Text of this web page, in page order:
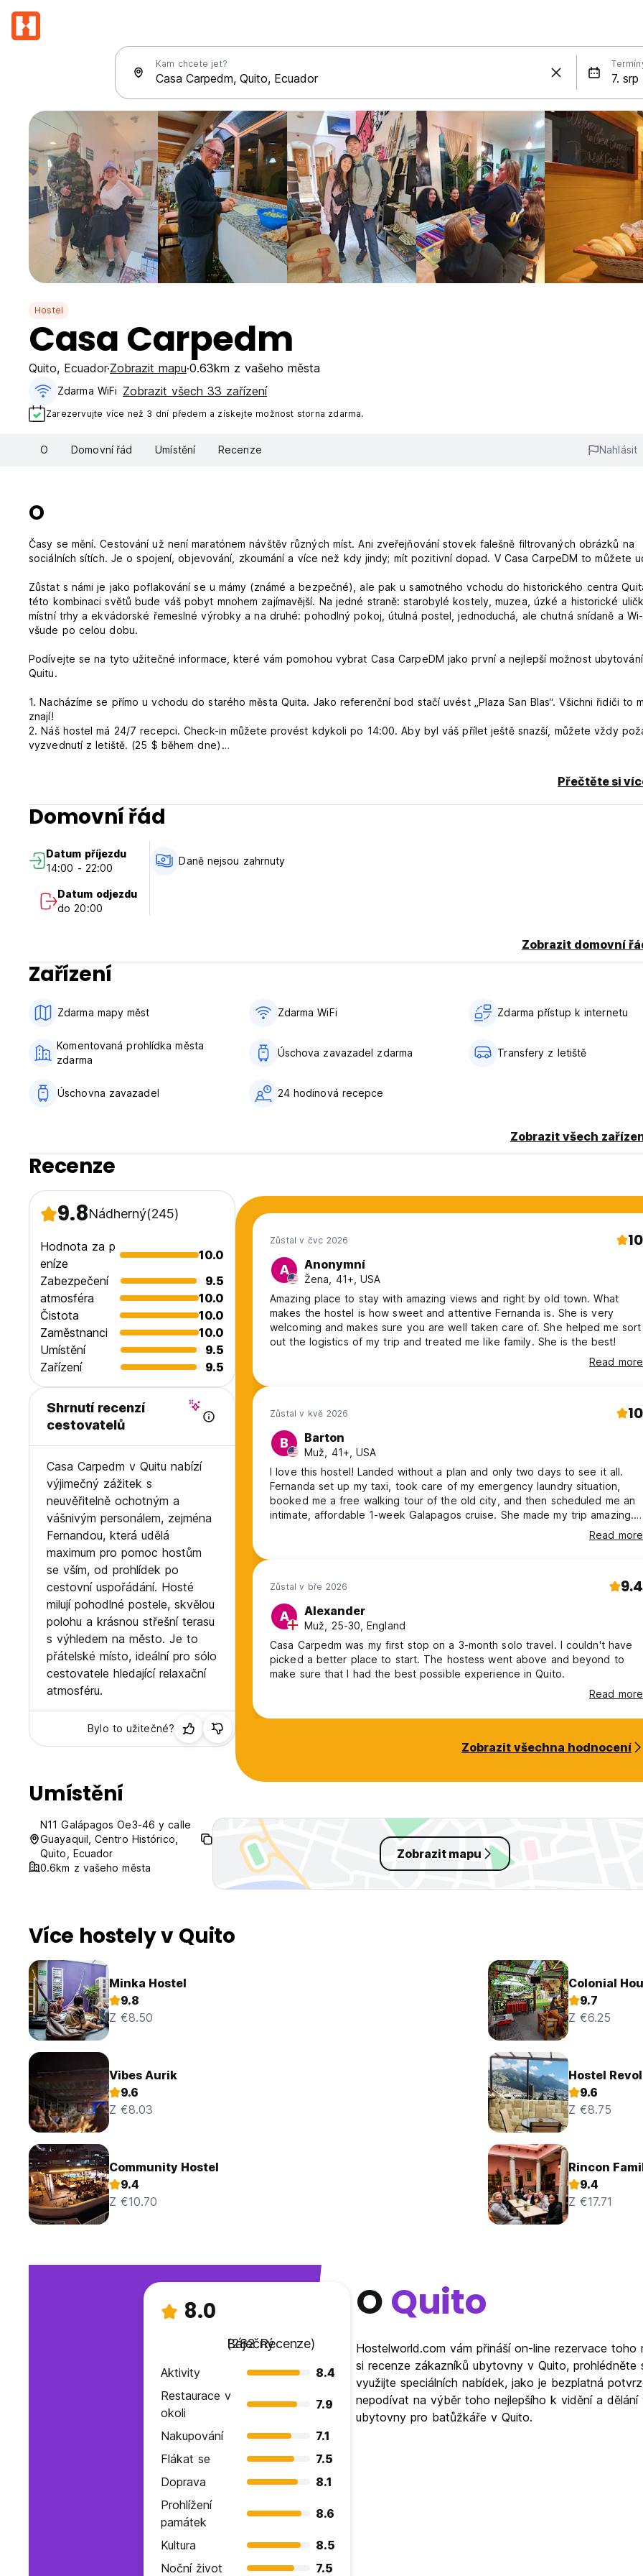
Kam chcete jet?
Hostel
Casa Carpedm
Quito, Ecuador Zobrazit mapu 0.63km z vašeho města
Zdarma WiFi Zobrazit všech 33 zařízení
Zarezervujte více než 3 dní předem a získejte možnost storna zdarma.
O Domovní řád Umístění Recenze Nahlásit
O
Časy se mění. Cestování už není maratónem návštěv různých míst. Ani zveřejňování stovek falešně filtrovaných obrázků na
sociálních sítích. Je o spojení, objevování, zkoumání a více než kdy jindy; mít pozitivní dopad. V Casa CarpeDM to můžete
Zůstat s námi je jako poflakování se u mámy (známé a bezpečné), ale pak u samotného vchodu do historického centra
této kombinaci světů bude váš pobyt mnohem zajímavější. Na jedné straně: starobylé kostely, muzea, úzké a historické
místní trhy a ekvádorské řemeslné výrobky a na druhé: pohodlný pokoj, útulná postel, jednoduchá, ale chutná snídaně a
všude po celou dobu.
Podívejte se na tyto užitečné informace, které vám pomohou vybrat Casa CarpeDM jako první a nejlepší možnost
Quitu.
1. Nacházíme se přímo u vchodu do starého města Quita. Jako referenční bod stačí uvést „Plaza San Blas“. Všichni řidiči to
znají!
2. Náš hostel má 24/7 recepci. Check-in můžete provést kdykoli po 14:00. Aby byl váš přílet ještě snazší, můžete vždy
vyzvednutí z letiště. (25 $ během dne)
4. Snídaně podáváme každý den od 8:30 do 9:30. Granola, ovocný salát, jogurt, granola, cereálie, ovocná šťáva, čaj, káva
míchaná vejce jsou vždy k dispozici. Naše snídaně je jednoduchá, přesto čerstvá a maximálně zdravá.
5. Jsme součástí CK CarpeDm Adventures. Rezervace jednodenních výletů, Amazon Tours nebo dokonce kontrola last
atmosféru, pak si vychutnejte večeři / drink s našimi partnery z Secret Garden Hostel.
7. Jsme blízko místních restaurací, kaváren, bankomatů, veřejných autobusových zastávek a oblasti Mariscal.
Chcete znát naše zásady?
2. Všechny platby musí být provedeny při příjezdu. Platit můžete v hotovosti, kreditní kartou nebo přes PayPal. Mějte na
že platby kreditní kartou a Paypal mají další příplatek.
3. Všechny check-outy po poledni budou penalizovány hodnotou noci navíc.
5. Jsme nekuřácká budova. Kouření uvnitř hostelu se rovná pokutě ve výši 50 % z celkové hodnoty vašeho pobytu.
6. Do budovy nesmí být povoleny žádné drogy.
Přijďte s námi zůstat! rádi vás přijmeme.
Spousta lásky,
Přečtěte si
Domovní řád
Datum příjezdu
14:00 - 22:00
Datum odjezdu
do 20:00
Daně nejsou zahrnuty
Zobrazit domovní
Zařízení
Zdarma mapy měst Zdarma WiFi Zdarma přístup k internetu
Komentovaná prohlídka města
zdarma
Úschova zavazadel zdarma Transfery z letiště
Úschovna zavazadel 24 hodinová recepce
Zobrazit všech
Recenze
9.8Nádherný(245)
Hodnota za p
eníze
10.0
Zabezpečení
9.5
atmosféra
10.0
Čistota
10.0
Zaměstnanci
10.0
Umístění
9.5
Zařízení
9.5
Shrnutí recenzí
cestovatelů
Casa Carpedm v Quitu nabízí
výjimečný zážitek s
neuvěřitelně ochotným a
vášnivým personálem, zejména
Fernandou, která udělá
maximum pro pomoc hostům
se vším, od prohlídek po
cestovní uspořádání. Hosté
milují pohodlné postele, skvělou
polohu a krásnou střešní terasu
s výhledem na město. Je to
přátelské místo, ideální pro sólo
cestovatele hledající relaxační
atmosféru.
Bylo to užitečné?
Zůstal v čvc 2026 10
A Anonymní
Žena, 41+, USA
Amazing place to stay with amazing views and right by old town. What
makes the hostel is how sweet and attentive Fernanda is. She is very
welcoming and makes sure you are well taken care of. She helped me sort
out the logistics of my trip and treated me like family. She is the best!
Read more
Zůstal v kvě 2026 10
B Barton
Muž, 41+, USA
I love this hostel! Landed without a plan and only two days to see it all.
Fernanda set up my taxi, took care of my emergency laundry situation,
booked me a free walking tour of the old city, and then scheduled me an
intimate, affordable 1-week Galapagos cruise. She made my trip amazing.
Read more
Zůstal v bře 2026 9.4
A Alexander
Muž, 25-30, England
Casa Carpedm was my first stop on a 3-month solo travel. I couldn't have
picked a better place to start. The hostess went above and beyond to
make sure that I had the best possible experience in Quito.
Read more
Zobrazit všechna hodnocení
Umístění
N11 Galápagos Oe3-46 y calle
Guayaquil, Centro Histórico,
Quito, Ecuador
0.6km z vašeho města
Zobrazit mapu
Více hostely v Quito
Minka Hostel
9.8
Z €8.50
Colonial
9.7
Z €6.25
Vibes Aurik
9.6
Z €8.03
Hostel
9.6
Z €8.75
Community Hostel
9.4
Z €10.70
Rincon
9.4
Z €17.71
8.0
Báječný
(282 Recenze)
Aktivity
8.4
Restaurace v
okoli
7.9
Nakupování
7.1
Flákat se
7.5
Doprava
8.1
Prohlížení
památek
8.6
Kultura
8.5
Noční život
7.5
OQuito
Hostelworld.com vám přináší on-line rezervace
si recenze zákazníků ubytovny v Quito,
využijte speciálních nabídek, jako je bezplatná
nepodívat na výběr toho nejlepšího k vidění a
ubytovny pro batůžkáře v Quito.